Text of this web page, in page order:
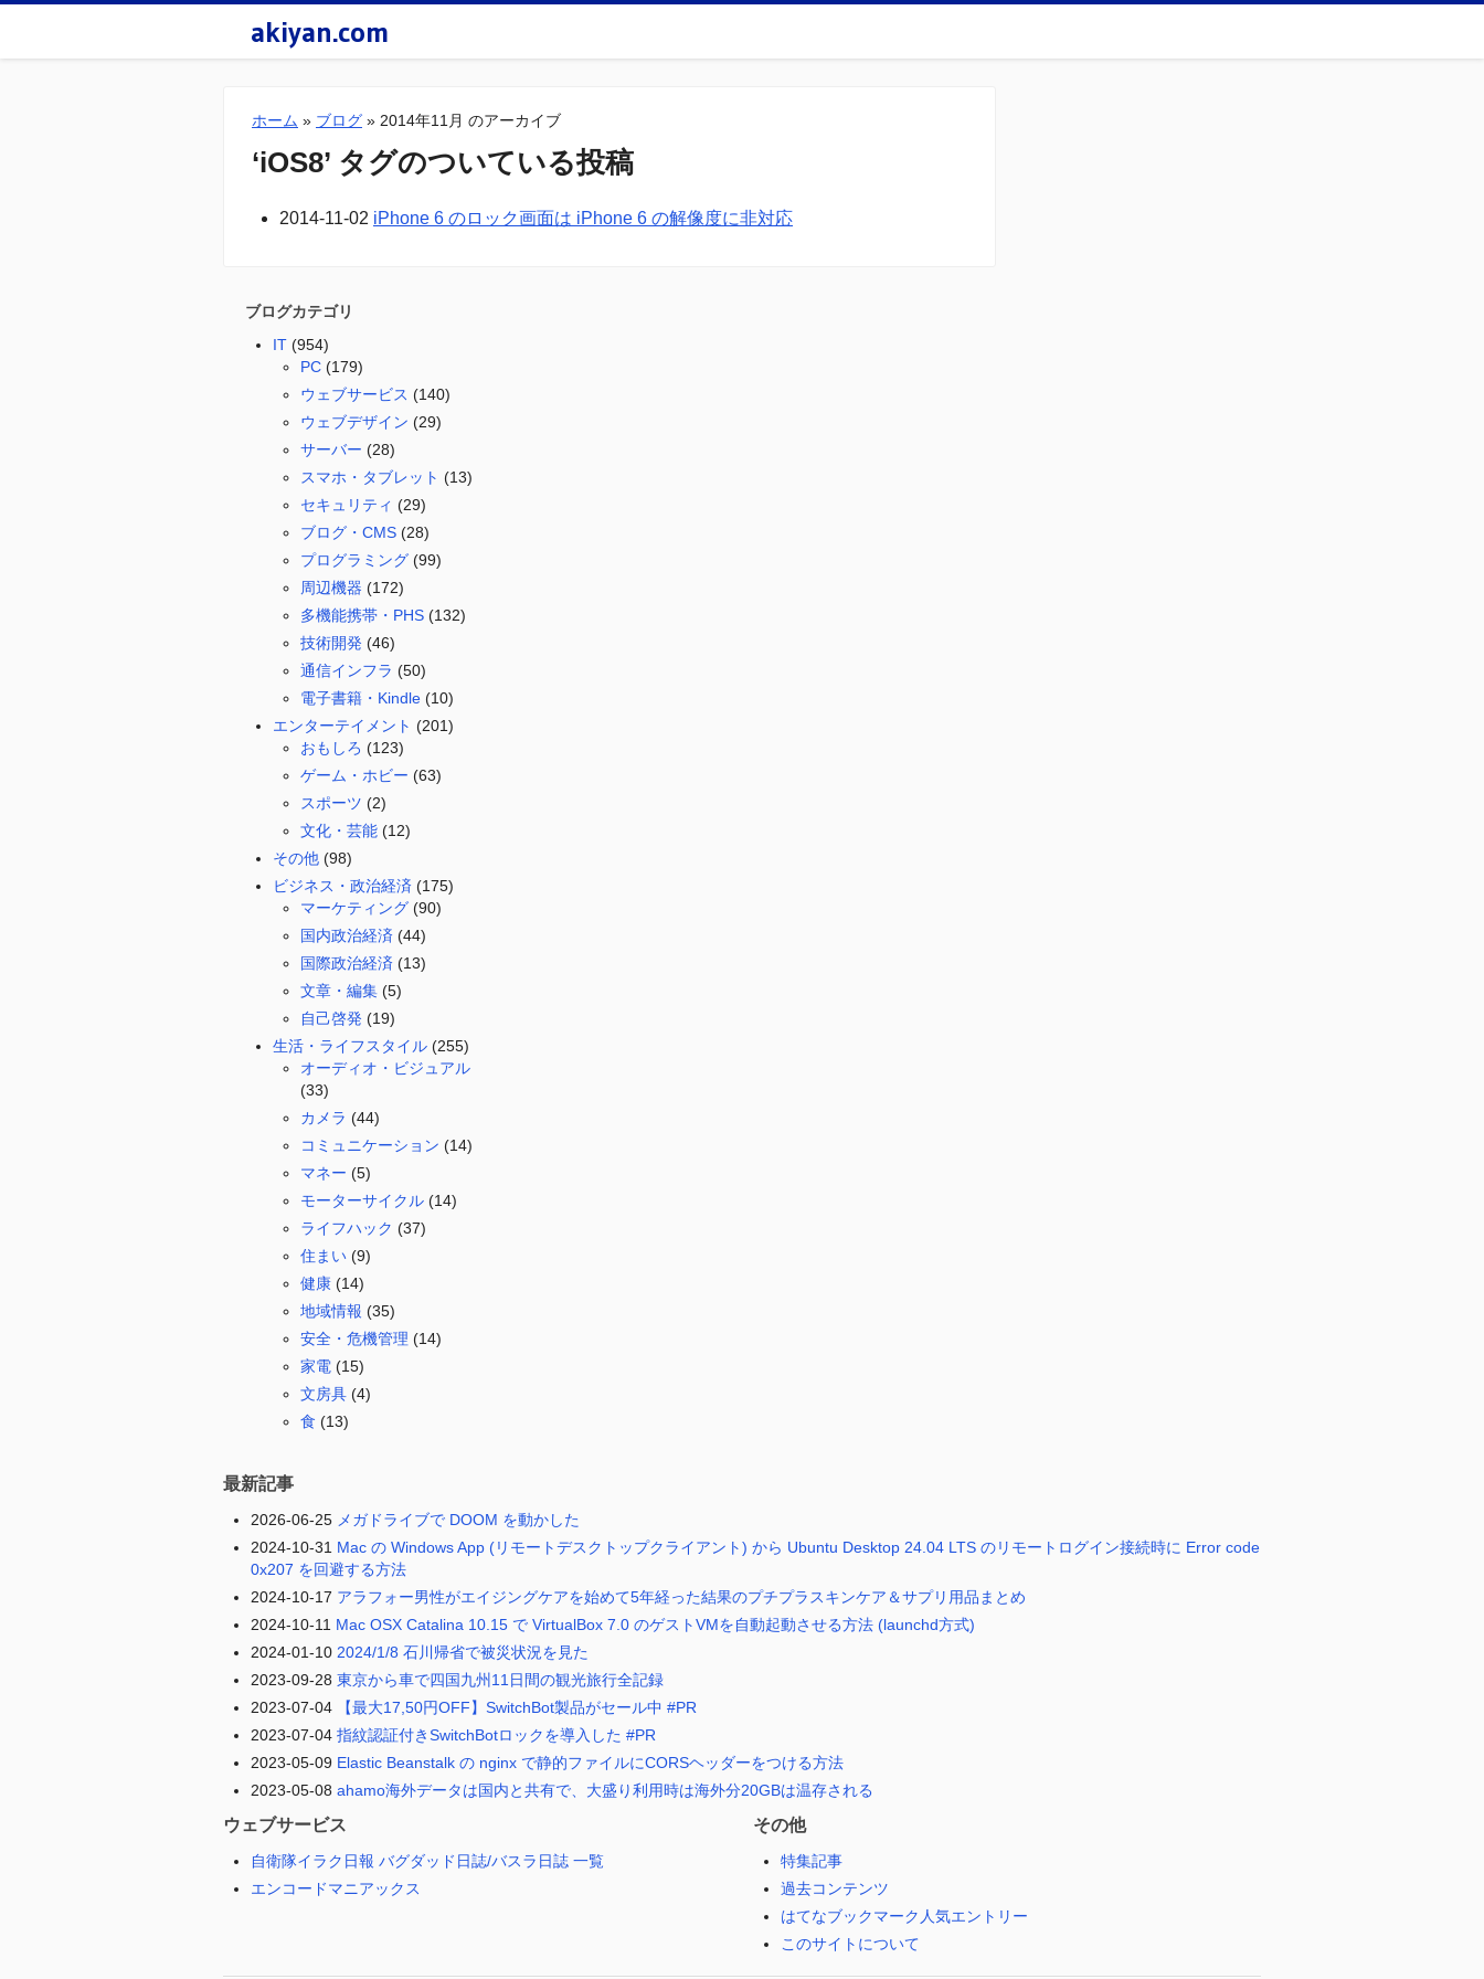
akiyan.com
ホーム » ブログ » 2014年11月 のアーカイブ
‘iOS8’ タグのついている投稿
2014-11-02 iPhone 6 のロック画面は iPhone 6 の解像度に非対応
ブログカテゴリ
IT (954)
PC (179)
ウェブサービス (140)
ウェブデザイン (29)
サーバー (28)
スマホ・タブレット (13)
セキュリティ (29)
ブログ・CMS (28)
プログラミング (99)
周辺機器 (172)
多機能携帯・PHS (132)
技術開発 (46)
通信インフラ (50)
電子書籍・Kindle (10)
エンターテイメント (201)
おもしろ (123)
ゲーム・ホビー (63)
スポーツ (2)
文化・芸能 (12)
その他 (98)
ビジネス・政治経済 (175)
マーケティング (90)
国内政治経済 (44)
国際政治経済 (13)
文章・編集 (5)
自己啓発 (19)
生活・ライフスタイル (255)
オーディオ・ビジュアル
(33)
カメラ (44)
コミュニケーション (14)
マネー (5)
モーターサイクル (14)
ライフハック (37)
住まい (9)
健康 (14)
地域情報 (35)
安全・危機管理 (14)
家電 (15)
文房具 (4)
食 (13)
最新記事
2026-06-25 メガドライブで DOOM を動かした
2024-10-31 Mac の Windows App (リモートデスクトップクライアント) から Ubuntu Desktop 24.04 LTS のリモートログイン接続時に Error code
0x207 を回避する方法
2024-10-17 アラフォー男性がエイジングケアを始めて5年経った結果のプチプラスキンケア＆サプリ用品まとめ
2024-10-11 Mac OSX Catalina 10.15 で VirtualBox 7.0 のゲストVMを自動起動させる方法 (launchd方式)
2024-01-10 2024/1/8 石川帰省で被災状況を見た
2023-09-28 東京から車で四国九州11日間の観光旅行全記録
2023-07-04
【最大17,50円OFF】SwitchBot製品がセール中 #PR
2023-07-04 指紋認証付きSwitchBotロックを導入した #PR
2023-05-09 Elastic Beanstalk の nginx で静的ファイルにCORSヘッダーをつける方法
2023-05-08 ahamo海外データは国内と共有で、大盛り利用時は海外分20GBは温存される
ウェブサービス
自衛隊イラク日報 バグダッド日誌/バスラ日誌 一覧
エンコードマニアックス
その他
特集記事
過去コンテンツ
はてなブックマーク人気エントリー
このサイトについて